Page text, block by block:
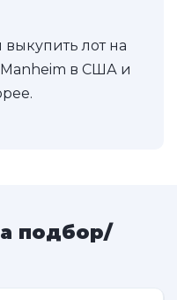
лот на
Manheim в США и
подбор/